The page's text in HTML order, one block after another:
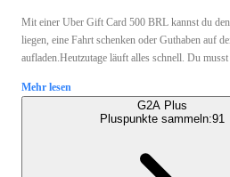
Mit einer Uber Gift Card 500 BRL kannst du
liegen, eine Fahrt schenken oder Guthaben auf
aufladen.Heutzutage läuft alles schnell. Du
Mehr lesen
G2A Plus
Pluspunkte sammeln:91